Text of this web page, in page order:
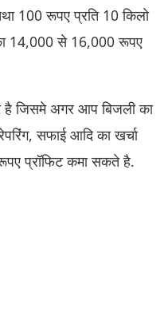
100 रूपए प्रति 10 किलो
14,000 से 16,000 रूपए
जिसमे अगर आप बिजली का
सफाई आदि का खर्चा
प्रॉफिट कमा सकते है.